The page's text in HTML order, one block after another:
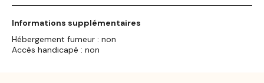
Informations supplémentaires
Hébergement fumeur : non
Accès handicapé : non